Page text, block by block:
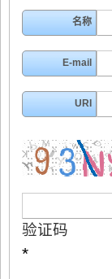
名称
E-mail
URI
验证码
*